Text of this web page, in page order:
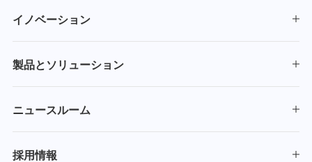
イノベーション
製品とソリューション
ニュースルーム
採用情報